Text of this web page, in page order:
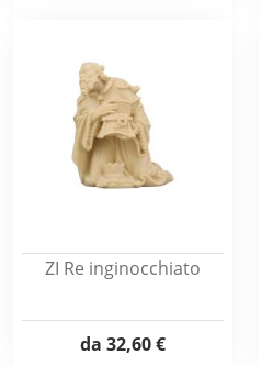
ZI Re inginocchiato
da 32,60 €